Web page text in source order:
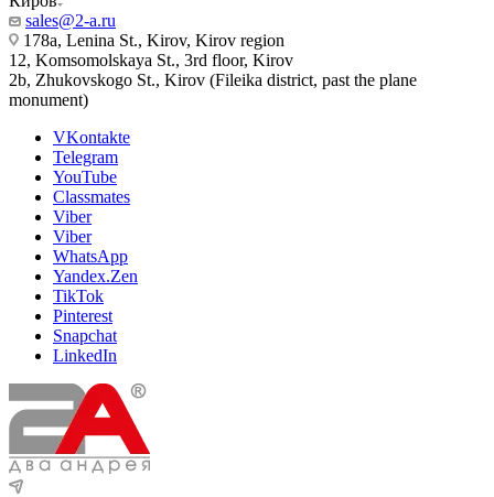
sales@2-a.ru
178a, Lenina St., Kirov, Kirov region
12, Komsomolskaya St., 3rd floor, Kirov
2b, Zhukovskogo St., Kirov (Fileika district, past the plane
monument)
VKontakte
Telegram
YouTube
Classmates
Viber
Viber
WhatsApp
Yandex.Zen
TikTok
Pinterest
Snapchat
LinkedIn